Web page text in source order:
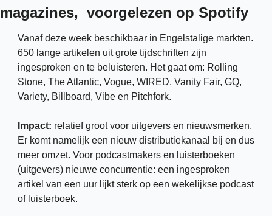
magazines,  voorgelezen op Spotify
Vanaf deze week beschikbaar in Engelstalige markten.
650 lange artikelen uit grote tijdschriften zijn
ingesproken en te beluisteren. Het gaat om: Rolling
Stone, The Atlantic, Vogue, WIRED, Vanity Fair, GQ,
Variety, Billboard, Vibe en Pitchfork.
Impact: relatief groot voor uitgevers en nieuwsmerken.
Er komt namelijk een nieuw distributiekanaal bij en dus
meer omzet. Voor podcastmakers en luisterboeken
(uitgevers) nieuwe concurrentie: een ingesproken
artikel van een uur lijkt sterk op een wekelijkse podcast
of luisterboek.